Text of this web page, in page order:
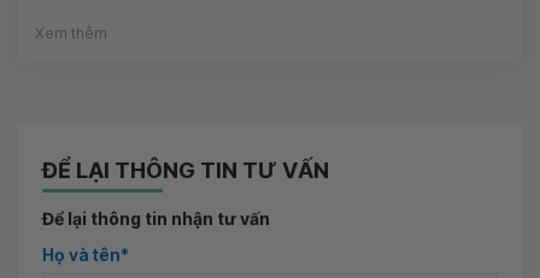
Xem thêm
ĐỂ LẠI THÔNG TIN TƯ VẤN
Để lại thông tin nhận tư vấn
Họ và tên*